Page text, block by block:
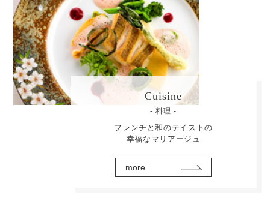
Cuisine
- 料理 -
フレンチと和のテイストの
幸福なマリアージュ
more